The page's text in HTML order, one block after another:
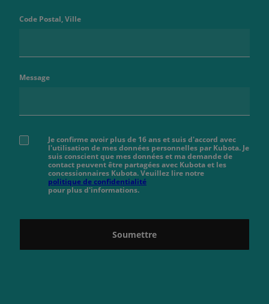
Code Postal, Ville
Message
Je confirme avoir plus de 16 ans et suis d'accord avec
l'utilisation de mes données personnelles par Kubota. Je
suis conscient que mes données et ma demande de
contact peuvent être partagées avec Kubota et les
concessionnaires Kubota. Veuillez lire notre
politique de confidentialité
pour plus d'informations.
Soumettre